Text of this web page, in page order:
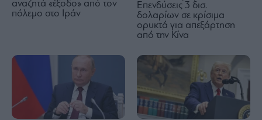
αναζητά «έξοδο» από τον
πόλεμο στο Ιράν
Επενδύσεις 3 δισ.
δολαρίων σε κρίσιμα
ορυκτά για απεξάρτηση
από την Κίνα